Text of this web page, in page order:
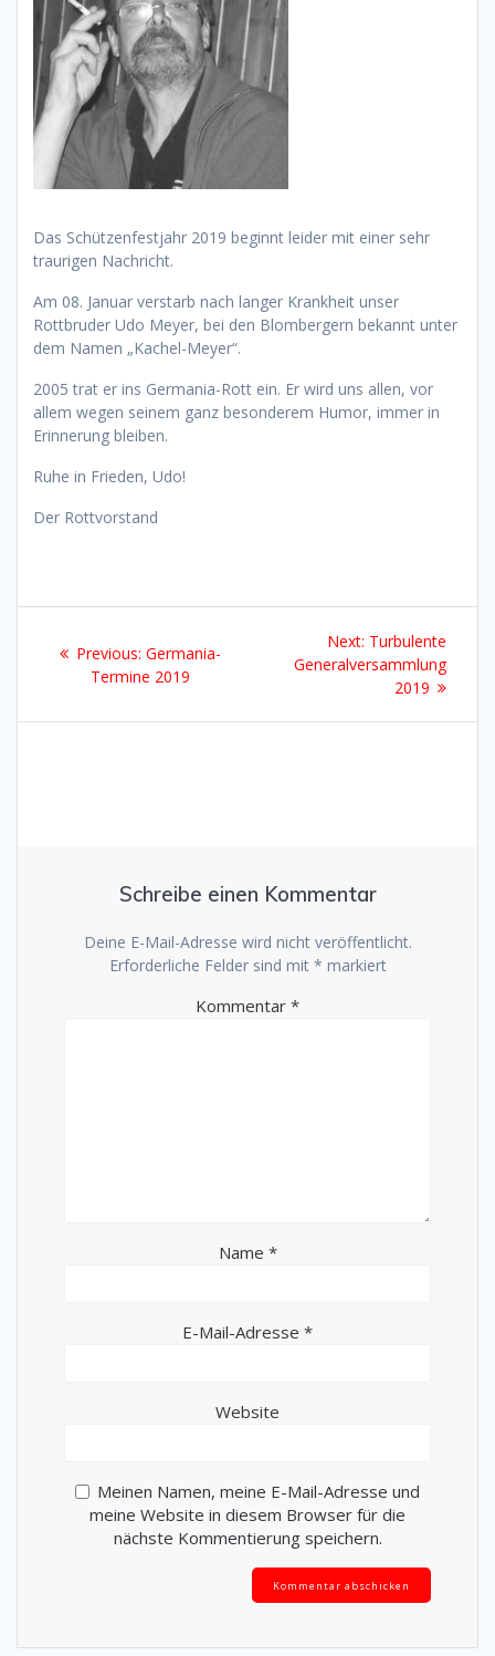
Das Schützenfestjahr 2019 beginnt leider mit einer sehr
traurigen Nachricht.
Am 08. Januar verstarb nach langer Krankheit unser
Rottbruder Udo Meyer, bei den Blombergern bekannt unter
dem Namen „Kachel-Meyer“.
2005 trat er ins Germania-Rott ein. Er wird uns allen, vor
allem wegen seinem ganz besonderem Humor, immer in
Erinnerung bleiben.
Ruhe in Frieden, Udo!
Der Rottvorstand
Previous: Previous
post:
Germania-
Termine 2019
Next: Next
post:
Turbulente
Generalversammlung
2019
Schreibe einen Kommentar
Deine E-Mail-Adresse wird nicht veröffentlicht.
Erforderliche Felder sind mit * markiert
Kommentar *
Name *
E-Mail-Adresse *
Website
Meinen Namen, meine E-Mail-Adresse und
meine Website in diesem Browser für die
nächste Kommentierung speichern.
Alternative: